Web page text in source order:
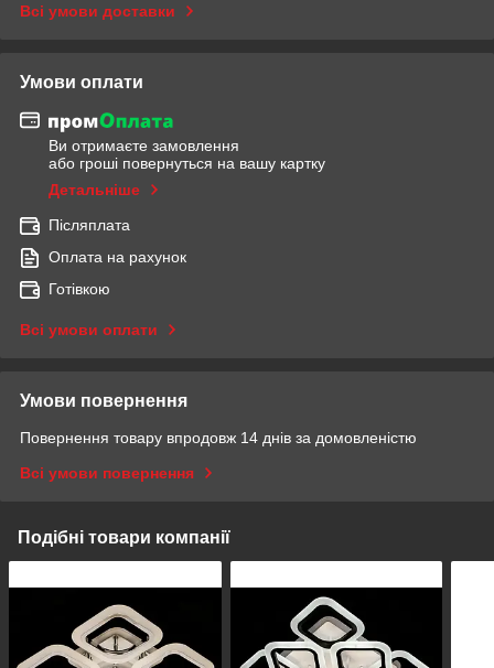
Всі умови доставки
Умови оплати
Ви отримаєте замовлення
або гроші повернуться на вашу картку
Детальніше
Післяплата
Оплата на рахунок
Готівкою
Всі умови оплати
Умови повернення
Повернення товару впродовж 14 днів за домовленістю
Всі умови повернення
Подібні товари компанії